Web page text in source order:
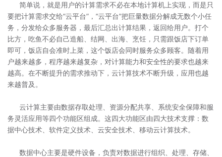
简单说，就是用户的计算需求不必在本地计算机上实现，而是只
要把计算需求交给“云平台”，“云平台”把巨量数据分解成无数个小任
务，分发给众多服务器，最后汇总出计算结果，返回给用户。打个
比方，吃鱼不必自己造船、结网、出海、烹饪，只需跟饭店下订单
即可，饭店自会准时上菜，这个饭店会同时服务众多顾客。随着用
户越来越多，程序越来越复杂，对计算能力和安全性的要求也越来
越高。在不断提升的需求推动下，云计算技术不断升级，应用也越
来越普及。
云计算主要由数据存取处理、资源分配共享、系统安全保障和服
务灵活应用等四个功能区组成。这四大功能区由四大技术支撑：数
据中心技术、软件定义技术、云安全技术、移动云计算技术。
数据中心主要是硬件设备，负责对数据进行组织、处理、存储、